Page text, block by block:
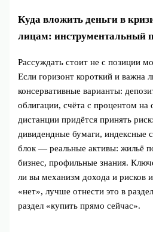
Куда вложить деньги в
лицам: инструментальный
Рассуждать стоит не с позиции
Если горизонт короткий и важна
консервативные варианты:
облигации, счёта с процентом на
дистанции придётся принять
дивидендные бумаги, индексные
блок — реальные активы: жильё
бизнес, профильные знания.
ли вы механизм дохода и рисков
«нет», лучше отнести это в
раздел «купить прямо сейчас».